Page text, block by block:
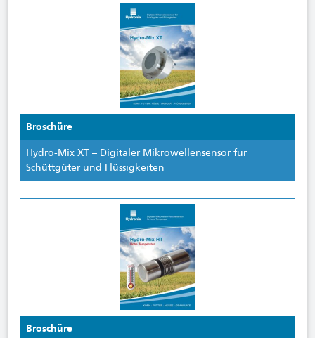
Broschüre
Hydro-Mix XT – Digitaler Mikrowellensensor für
Schüttgüter und Flüssigkeiten
Broschüre